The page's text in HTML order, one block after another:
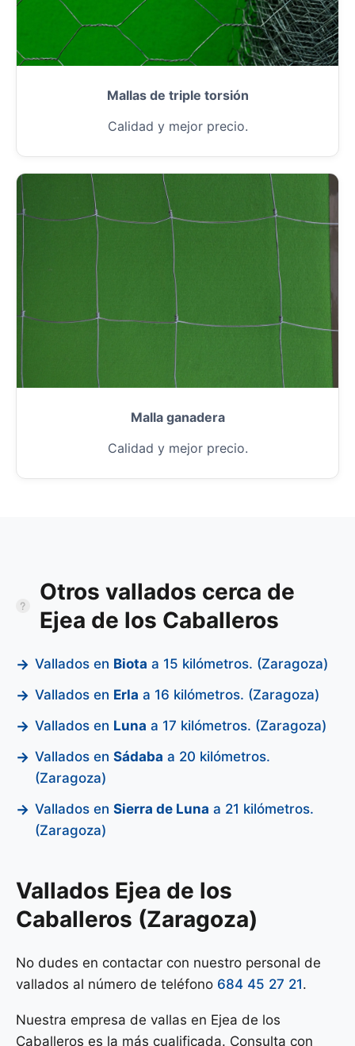
Mallas de triple torsión
Calidad y mejor precio.
Malla ganadera
Calidad y mejor precio.
Otros vallados cerca de
Ejea de los Caballeros
Vallados en Biota a 15 kilómetros. (Zaragoza)
Vallados en Erla a 16 kilómetros. (Zaragoza)
Vallados en Luna a 17 kilómetros. (Zaragoza)
Vallados en Sádaba a 20 kilómetros.
(Zaragoza)
Vallados en Sierra de Luna a 21 kilómetros.
(Zaragoza)
Vallados Ejea de los
Caballeros (Zaragoza)
No dudes en contactar con nuestro personal de
vallados al número de teléfono 684 45 27 21.
Nuestra empresa de vallas en Ejea de los
Caballeros es la más cualificada. Consulta con